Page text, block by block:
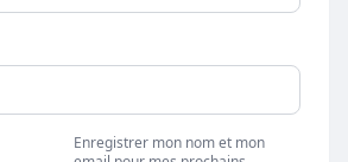
Enregistrer mon nom et mon